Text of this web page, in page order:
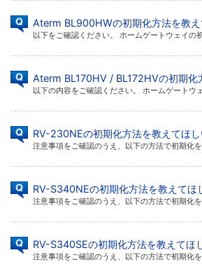
Aterm BL900HWの初期化方法を教え
Aterm BL170HV / BL172HVの初期化
RV-230NEの初期化方法を教えてほし
RV-S340NEの初期化方法を教えてほ
RV-S340SEの初期化方法を教えてほし